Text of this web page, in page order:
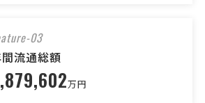
03
流通総額
万円
クサータイプ型）のOEM開発・製
談